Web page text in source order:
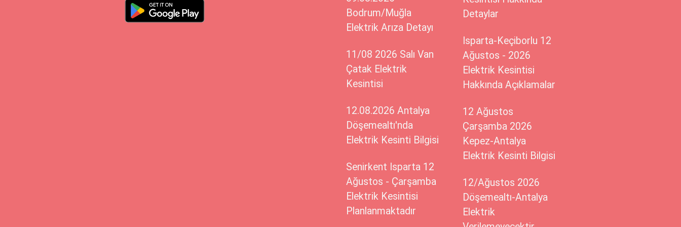
Bodrum/Muğla
Elektrik Arıza Detayı
11/08 2026 Salı Van
Çatak Elektrik
Kesintisi
12.08.2026 Antalya
Döşemealtı'nda
Elektrik Kesinti Bilgisi
Senirkent Isparta 12
Ağustos - Çarşamba
Elektrik Kesintisi
Planlanmaktadır
Detaylar
Isparta-Keçiborlu 12
Ağustos - 2026
Elektrik Kesintisi
Hakkında Açıklamalar
12 Ağustos
Çarşamba 2026
Kepez-Antalya
Elektrik Kesinti Bilgisi
12/Ağustos 2026
Döşemealtı-Antalya
Elektrik